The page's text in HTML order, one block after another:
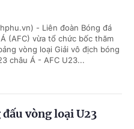
- Liên đoàn Bóng đá
(AFC) vừa tổ chức bốc thăm
vòng loại Giải vô địch bóng
châu Á - AFC U23...
vòng loại U23